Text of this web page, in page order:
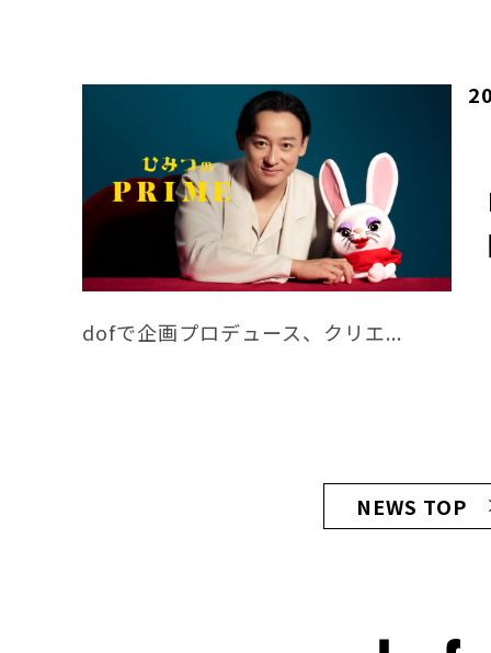
dofで企画プロデュース、クリエ...
NEWS TOP